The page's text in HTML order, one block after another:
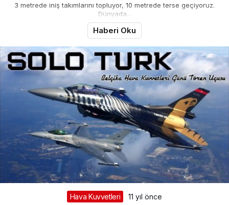
3 metrede iniş takımlarını topluyor, 10 metrede terse geçiyoruz.
Dünyada...
Haberi Oku
Hava Kuvvetleri 11 yıl önce